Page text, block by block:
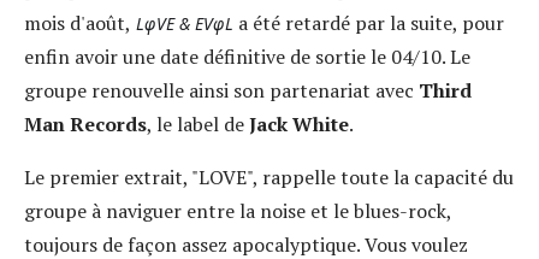
mois d'août, LφVE & EVφL a été retardé par la suite, pour
enfin avoir une date définitive de sortie le 04/10. Le
groupe renouvelle ainsi son partenariat avec Third
Man Records, le label deJack White.
Le premier extrait, "LOVE", rappelle toute la capacité du
groupe à naviguer entre la noise et le blues-rock,
toujours de façon assez apocalyptique. Vous voulez